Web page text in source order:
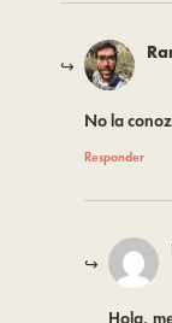
No la
Responder
Hola,